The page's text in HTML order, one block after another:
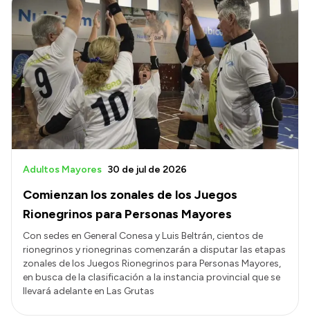
Comienzan los zonales de los Juegos
Rionegrinos para Personas Mayores
Adultos Mayores 30 de jul de 2026
Con sedes en General Conesa y Luis Beltrán, cientos de
rionegrinos y rionegrinas comenzarán a disputar las etapas
zonales de los Juegos Rionegrinos para Personas Mayores,
en busca de la clasificación a la instancia provincial que se
llevará adelante en Las Grutas